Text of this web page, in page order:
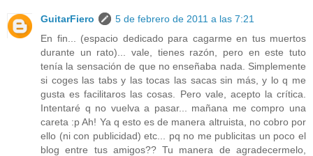
GuitarFiero
5 de febrero de 2011 a las 7:21
En fin... (espacio dedicado para cagarme en tus muertos
durante un rato)... vale, tienes razón, pero en este tuto
tenía la sensación de que no enseñaba nada. Simplemente
si coges las tabs y las tocas las sacas sin más, y lo q me
gusta es facilitaros las cosas. Pero vale, acepto la crítica.
Intentaré q no vuelva a pasar... mañana me compro una
careta :p Ah! Ya q esto es de manera altruista, no cobro por
ello (ni con publicidad) etc... pq no me publicitas un poco el
blog entre tus amigos?? Tu manera de agradecermelo,